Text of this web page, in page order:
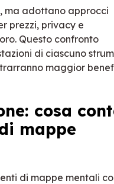
ma adottano approcci
prezzi, privacy e
Questo confronto
di ciascuno
maggior
cosa
mappe
di mappe mentali